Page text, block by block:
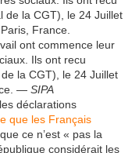
ont commence leur
Ils ont recu
la CGT), le 24 Juillet
— SIPA
déclarations
que les Français
ce n’est « pas la
considérait les